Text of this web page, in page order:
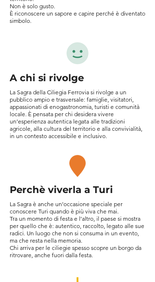
Non è solo gusto.
È riconoscere un sapore e capire perché è diventato
simbolo.
A chi si rivolge
La Sagra della Ciliegia Ferrovia si rivolge a un
pubblico ampio e trasversale: famiglie, visitatori,
appassionati di enogastronomia, turisti e comunità
locale. È pensata per chi desidera vivere
un’esperienza autentica legata alle tradizioni
agricole, alla cultura del territorio e alla convivialità,
in un contesto accessibile e inclusivo.
Perchè viverla a Turi
La Sagra è anche un’occasione speciale per
conoscere Turi quando è più viva che mai.
Tra un momento di festa e l’altro, il paese si mostra
per quello che è: autentico, raccolto, legato alle sue
radici. Un luogo che non si consuma in un evento,
ma che resta nella memoria.
Chi arriva per le ciliegie spesso scopre un borgo da
ritrovare, anche fuori dalla festa.